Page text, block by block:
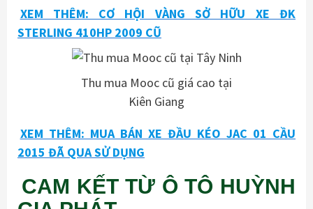
XEM THÊM: CƠ HỘI VÀNG SỞ HỮU XE ĐK
STERLING 410HP 2009 CŨ
Thu mua Mooc cũ giá cao tại
Kiên Giang
XEM THÊM: MUA BÁN XE ĐẦU KÉO JAC 01 CẦU
2015 ĐÃ QUA SỬ DỤNG
CAM KẾT TỪ Ô TÔ HUỲNH